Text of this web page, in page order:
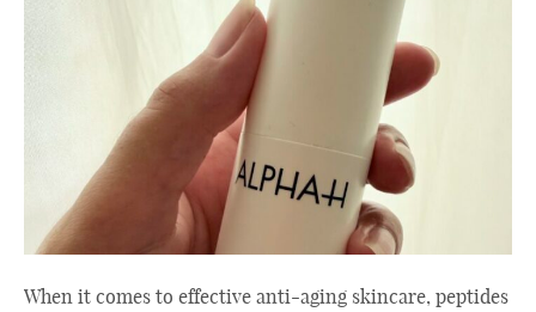
When it comes to effective anti-aging skincare, peptides